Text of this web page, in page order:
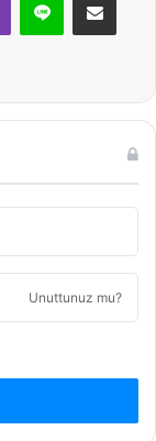
Unuttunuz mu?